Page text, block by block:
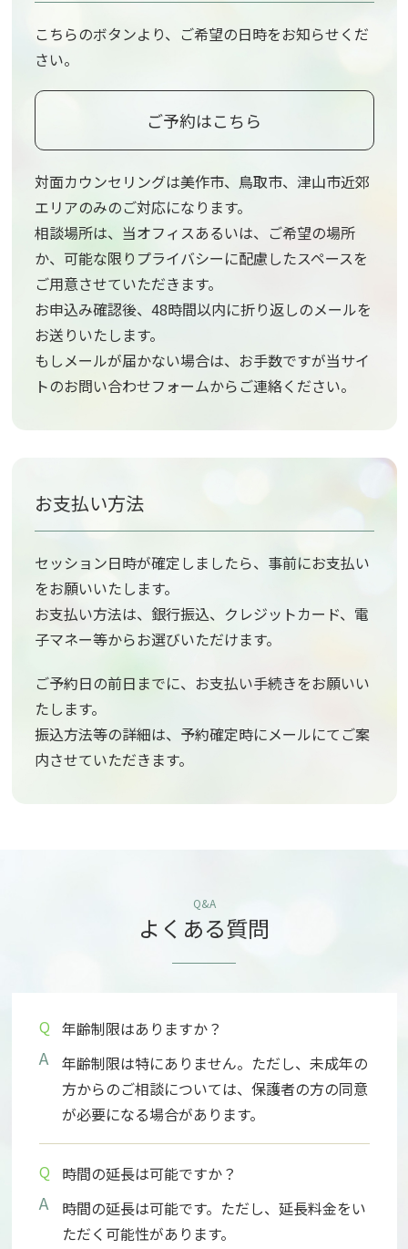
こちらのボタンより、ご希望の日時をお知らせくだ
さい。
ご予約はこちら
対面カウンセリングは美作市、鳥取市、津山市近郊
エリアのみのご対応になります。
相談場所は、当オフィスあるいは、ご希望の場所
か、可能な限りプライバシーに配慮したスペースを
ご用意させていただきます。
お申込み確認後、48時間以内に折り返しのメールを
お送りいたします。
もしメールが届かない場合は、お手数ですが当サイ
トのお問い合わせフォームからご連絡ください。
お支払い方法
セッション日時が確定しましたら、事前にお支払い
をお願いいたします。
お支払い方法は、銀行振込、クレジットカード、電
子マネー等からお選びいただけます。
ご予約日の前日までに、お支払い手続きをお願いい
たします。
振込方法等の詳細は、予約確定時にメールにてご案
内させていただきます。
Q&A
よくある質問
Q 年齢制限はありますか？
A
年齢制限は特にありません。ただし、未成年の
方からのご相談については、保護者の方の同意
が必要になる場合があります。
Q 時間の延長は可能ですか？
A
時間の延長は可能です。ただし、延長料金をい
ただく可能性があります。